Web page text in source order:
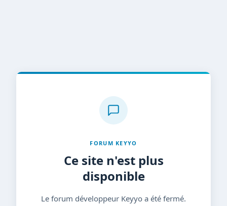
FORUM KEYYO
Ce site n'est plus
disponible
Le forum développeur Keyyo a été fermé.